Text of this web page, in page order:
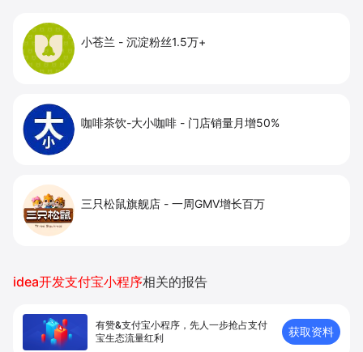
小苍兰 - 沉淀粉丝1.5万+
咖啡茶饮-大小咖啡 - 门店销量月增50%
三只松鼠旗舰店 - 一周GMV增长百万
idea开发支付宝小程序相关的报告
有赞&支付宝小程序，先人一步抢占支付
宝生态流量红利
获取资料